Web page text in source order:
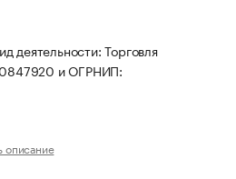
деятельности: Торговля
и ОГРНИП:
описание